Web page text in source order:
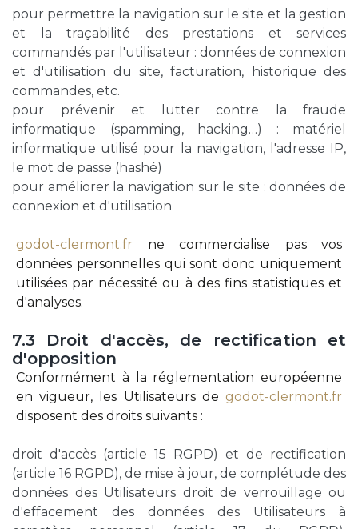
pour permettre la navigation sur le site et la gestion
et la traçabilité des prestations et services
commandés par l'utilisateur : données de connexion
et d'utilisation du site, facturation, historique des
commandes, etc.
pour prévenir et lutter contre la fraude
informatique (spamming, hacking…) : matériel
informatique utilisé pour la navigation, l'adresse IP,
le mot de passe (hashé)
pour améliorer la navigation sur le site : données de
connexion et d'utilisation
godot-clermont.fr ne commercialise pas vos
données personnelles qui sont donc uniquement
utilisées par nécessité ou à des fins statistiques et
d'analyses.
7.3 Droit d'accès, de rectification
et
d'opposition
Conformément à la réglementation européenne
en vigueur, les Utilisateurs de godot-clermont.fr
disposent des droits suivants :
droit d'accès (article 15 RGPD) et de rectification
(article 16 RGPD), de mise à jour, de complétude des
données des Utilisateurs droit de verrouillage ou
d'effacement des données des Utilisateurs à